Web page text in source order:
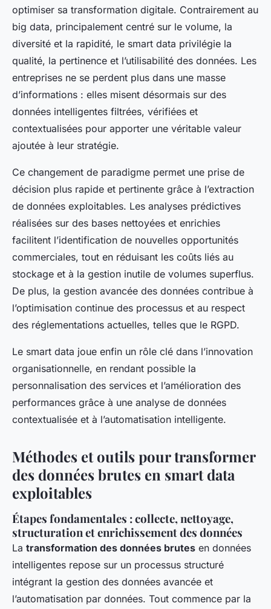
optimiser sa transformation digitale. Contrairement au
big data, principalement centré sur le volume, la
diversité et la rapidité, le smart data privilégie la
qualité, la pertinence et l’utilisabilité des données. Les
entreprises ne se perdent plus dans une masse
d’informations : elles misent désormais sur des
données intelligentes filtrées, vérifiées et
contextualisées pour apporter une véritable valeur
ajoutée à leur stratégie.
Ce changement de paradigme permet une prise de
décision plus rapide et pertinente grâce à l’extraction
de données exploitables. Les analyses prédictives
réalisées sur des bases nettoyées et enrichies
facilitent l’identification de nouvelles opportunités
commerciales, tout en réduisant les coûts liés au
stockage et à la gestion inutile de volumes superflus.
De plus, la gestion avancée des données contribue à
l’optimisation continue des processus et au respect
des réglementations actuelles, telles que le RGPD.
Le smart data joue enfin un rôle clé dans l’innovation
organisationnelle, en rendant possible la
personnalisation des services et l’amélioration des
performances grâce à une analyse de données
contextualisée et à l’automatisation intelligente.
Méthodes et outils pour transformer
des données brutes en smart data
exploitables
Étapes fondamentales : collecte, nettoyage,
structuration et enrichissement des données
La transformation des données brutes en données
intelligentes repose sur un processus structuré
intégrant la gestion des données avancée et
l’automatisation par données. Tout commence par la